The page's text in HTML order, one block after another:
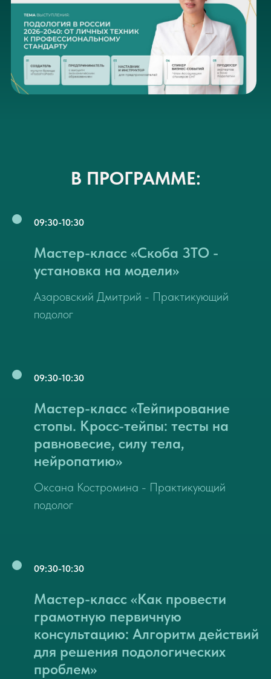
В ПРОГРАММЕ:
09:30-10:30
Мастер-класс «Скоба 3ТО -
установка на модели»
Азаровский Дмитрий - Практикующий
подолог
09:30-10:30
Мастер-класс «Тейпирование
стопы. Кросс-тейпы: тесты на
равновесие, силу тела,
нейропатию»
Оксана Костромина - Практикующий
подолог
09:30-10:30
Мастер-класс «Как провести
грамотную первичную
консультацию: Алгоритм действий
для решения подологических
проблем»